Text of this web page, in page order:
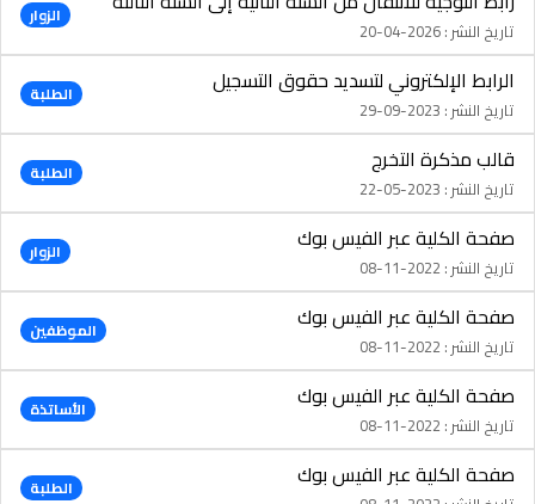
تاريخ النشر : 2026-04-20
الزوار
الرابط الإلكتروني لتسديد حقوق التسجيل
تاريخ النشر : 2023-09-29
الطلبة
قالب مذكرة التخرج
تاريخ النشر : 2023-05-22
الطلبة
صفحة الكلية عبر الفيس بوك
تاريخ النشر : 2022-11-08
الزوار
صفحة الكلية عبر الفيس بوك
تاريخ النشر : 2022-11-08
الموظفين
صفحة الكلية عبر الفيس بوك
تاريخ النشر : 2022-11-08
الأساتذة
صفحة الكلية عبر الفيس بوك الطلبة